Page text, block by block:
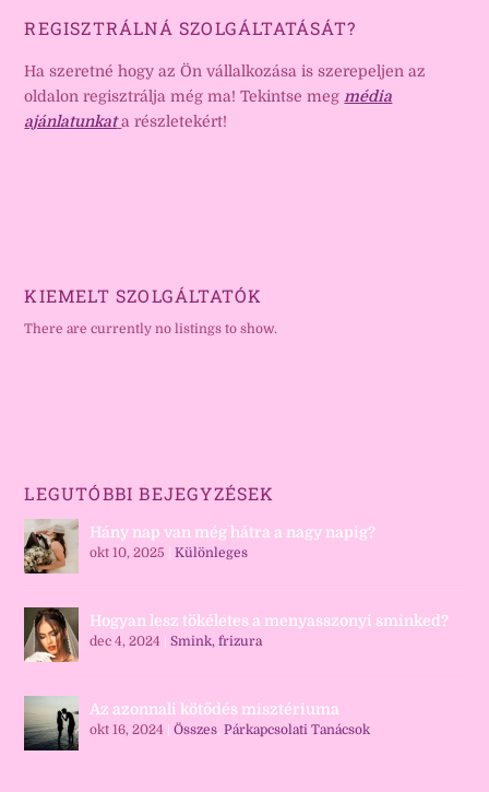
REGISZTRÁLNÁ SZOLGÁLTATÁSÁT?
Ha szeretné hogy az Ön vállalkozása is szerepeljen az
oldalon regisztrálja még ma! Tekintse meg média
ajánlatunkat a részletekért!
KIEMELT SZOLGÁLTATÓK
There are currently no listings to show.
LEGUTÓBBI BEJEGYZÉSEK
Hány nap van még hátra a nagy napig?
okt 10, 2025 |Különleges
Hogyan lesz tökéletes a menyasszonyi sminked?
dec 4, 2024 |Smink, frizura
Az azonnali kötődés misztériuma
okt 16, 2024 |Összes,Párkapcsolati Tanácsok